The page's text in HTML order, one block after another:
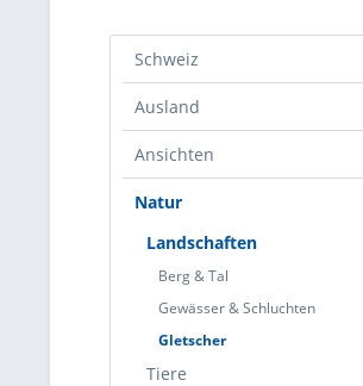
Schweiz
Ausland
Ansichten
Natur
Landschaften
Berg & Tal
Gewässer & Schluchten
Gletscher
Tiere